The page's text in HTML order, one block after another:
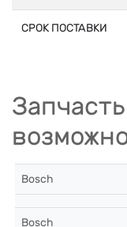
СРОК ПОСТАВКИ
Запчасть
Bosch
Bosch